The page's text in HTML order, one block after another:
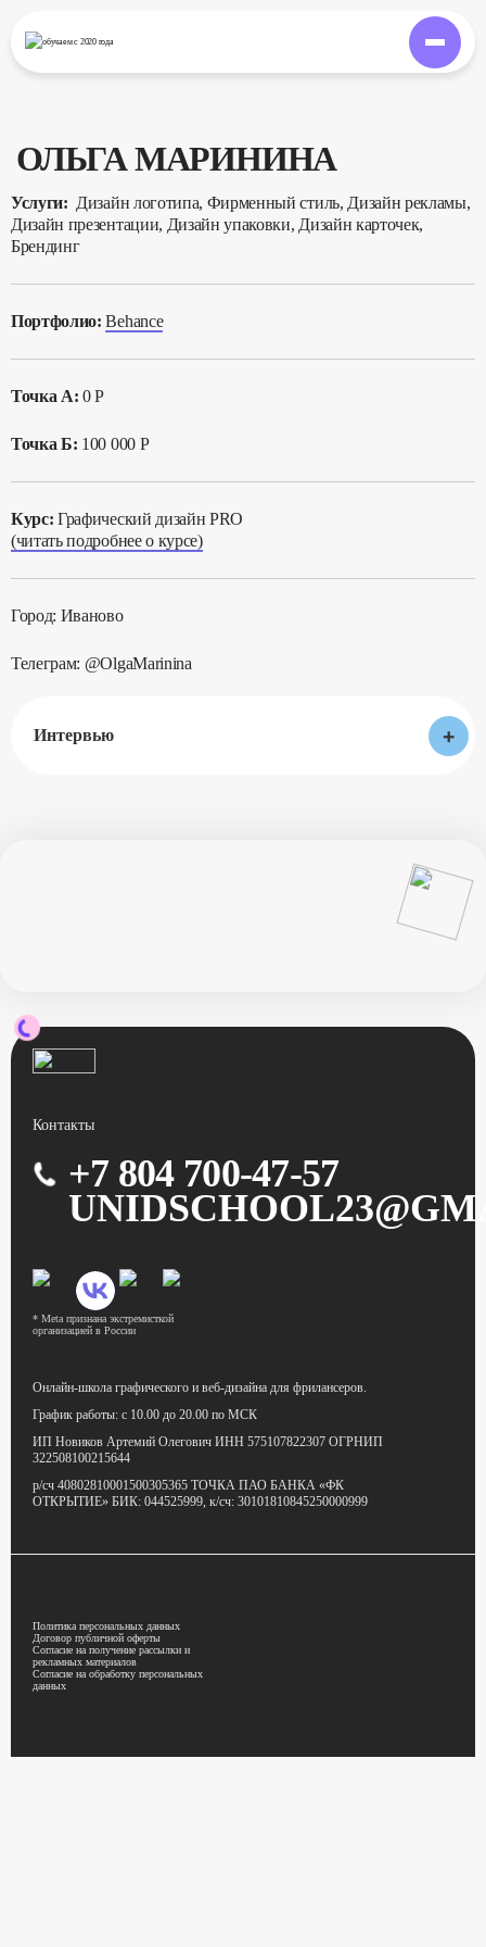
обучаемс 2020 года
ОЛЬГА МАРИНИНА
Услуги: Дизайн логотипа, Фирменный стиль, Дизайн рекламы,
Дизайн презентации, Дизайн упаковки, Дизайн карточек,
Брендинг
Портфолио:Behance
Точка А: 0 Р
Точка Б: 100 000 Р
Курс:Графический дизайн PRO
(читать подробнее о курсе)
Город: Иваново
Телеграм: @OlgaMarinina
Интервью +
Контакты
+7 804 700-47-57
* Meta признана экстремисткой
организацией в России
Онлайн-школа графического и веб-дизайна для фрилансеров.
График работы: с 10.00 до 20.00 по МСК
ИП Новиков Артемий Олегович ИНН 575107822307 ОГРНИП
322508100215644
р/сч 40802810001500305365 ТОЧКА ПАО БАНКА «ФК
ОТКРЫТИЕ» БИК: 044525999, к/сч: 30101810845250000999
Политика персональных данных
Договор публичной оферты
Согласие на получение рассылки и
рекламных материалов
Согласие на обработку персональных
данных